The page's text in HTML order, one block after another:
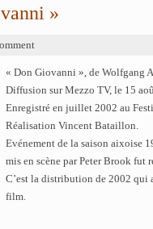
»
« Don Giovanni », de Wolfgang
Diffusion sur Mezzo TV, le 15
Enregistré en juillet 2002 au
Réalisation Vincent Bataillon.
Evénement de la saison aixoise
mis en scène par Peter Brook fut
C’est la distribution de 2002 qui
film.